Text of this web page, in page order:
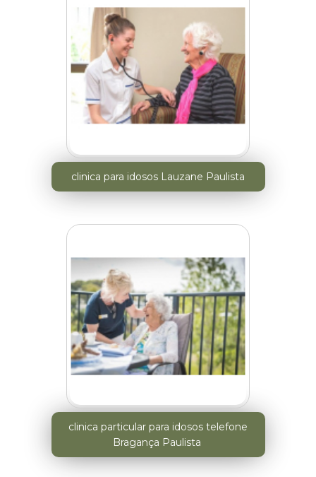
clinica para idosos Lauzane Paulista
clinica particular para idosos telefone
Bragança Paulista